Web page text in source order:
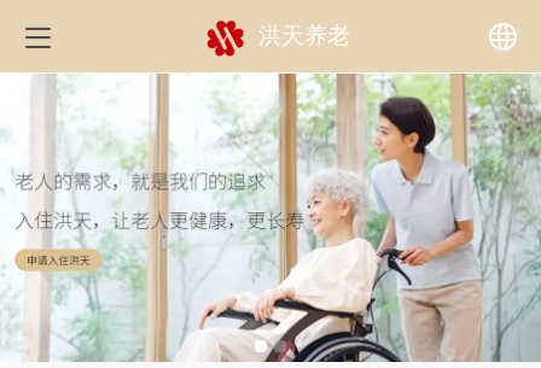
洪天养老
中文
English